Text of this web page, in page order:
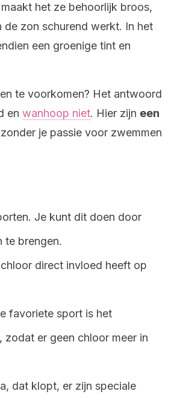
het ze behoorlijk broos,
zon schurend werkt. In het
een groenige tint en
te voorkomen? Het antwoord
en wanhoop niet. Hier zijn een
zonder je passie voor zwemmen
Je kunt dit doen door
te brengen.
direct invloed heeft op
favoriete sport is het
er geen chloor meer in
dat klopt, er zijn speciale